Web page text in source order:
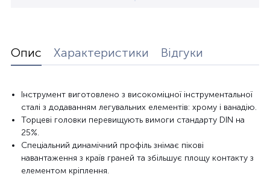
Опис Характеристики Відгуки
Інструмент виготовлено з високоміцної інструментальної
сталі з додаванням легувальних елементів: хрому і ванадію.
Торцеві головки перевищують вимоги стандарту DIN на
25%.
Спеціальний динамічний профіль знімає пікові
навантаження з країв граней та збільшує площу контакту з
елементом кріплення.